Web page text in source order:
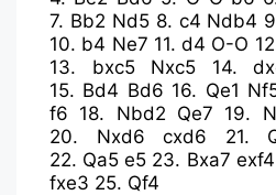
7. Bb2 Nd5 8. c4 Ndb4
10. b4 Ne7 11. d4 O-O
13. bxc5 Nxc5 14.
15. Bd4 Bd6 16. Qe1
f6 18. Nbd2 Qe7 19.
20. Nxd6 cxd6 21.
22. Qa5 e5 23. Bxa7 exf4
fxe3 25. Qf4